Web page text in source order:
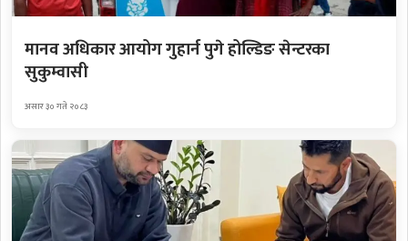
मानव अधिकार आयोग गुहार्न पुगे होल्डिङ सेन्टरका
सुकुम्वासी
असार ३० गते २०८३